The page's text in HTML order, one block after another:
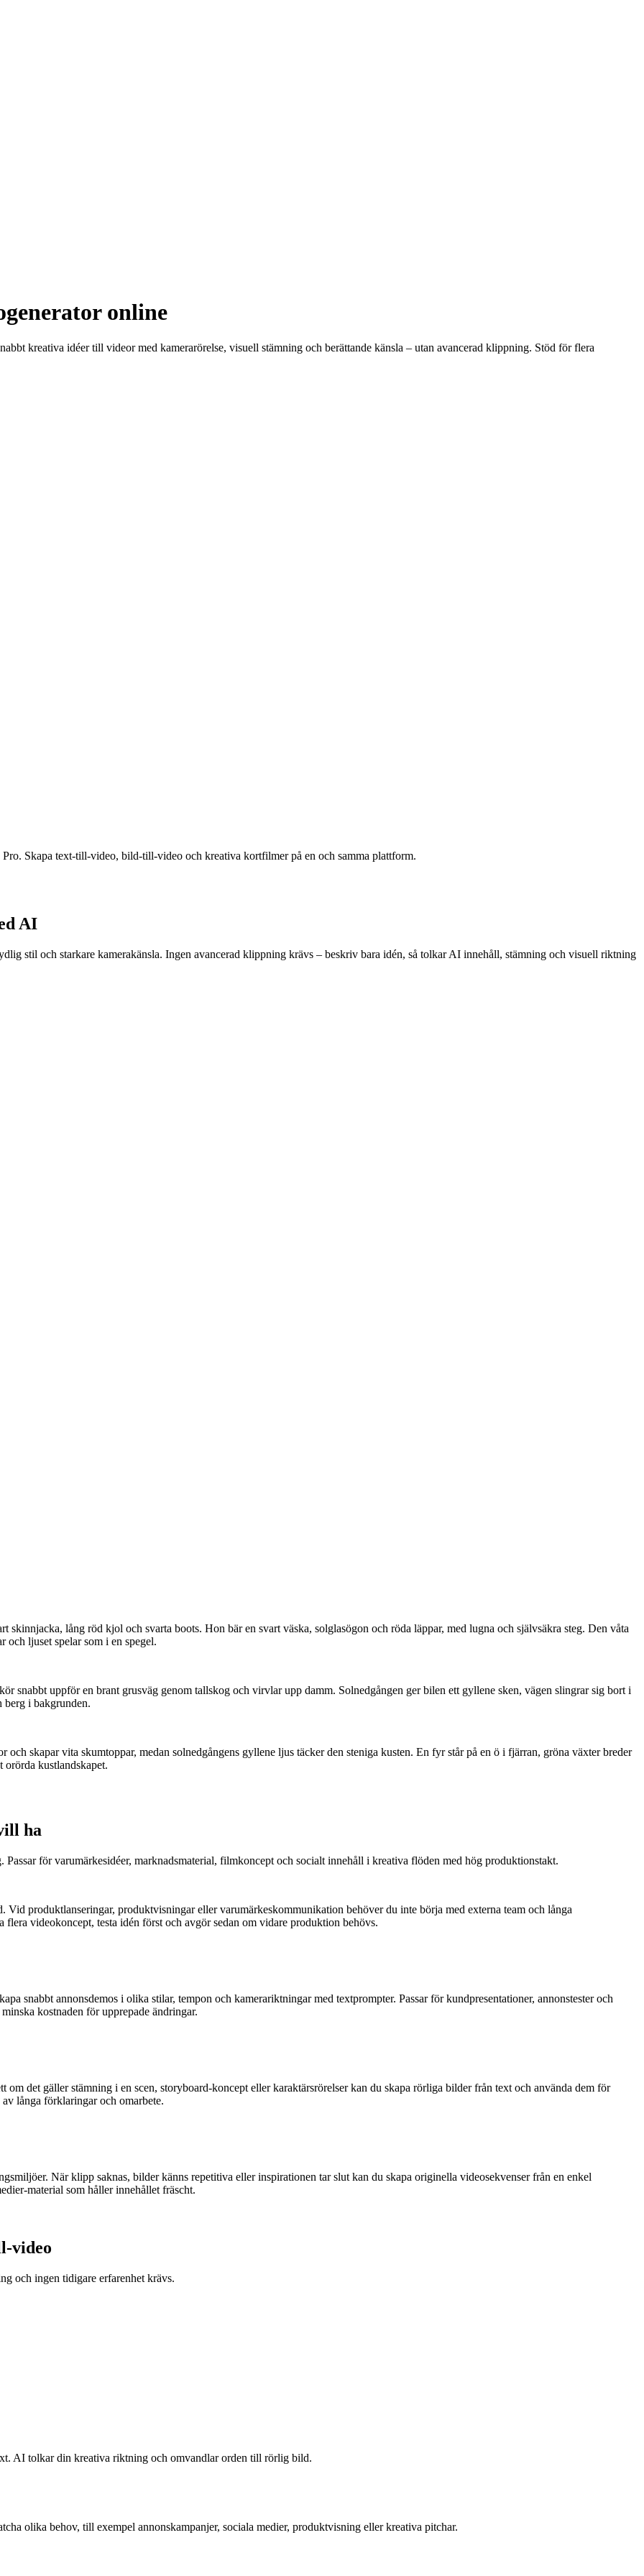
online
kreativa idéer till videor med kamerarörelse, visuell stämning och berättande känsla – utan avancerad klippning. Stöd för flera
Skapa text-till-video, bild-till-video och kreativa kortfilmer på en och samma plattform.
AI
stil och starkare kamerakänsla. Ingen avancerad klippning krävs – beskriv bara idén, så tolkar AI innehåll, stämning och visuell riktning
lång röd kjol och svarta boots. Hon bär en svart väska, solglasögon och röda läppar, med lugna och självsäkra steg. Den våta
och ljuset spelar som i en spegel.
snabbt uppför en brant grusväg genom tallskog och virvlar upp damm. Solnedgången ger bilen ett gyllene sken, vägen slingrar sig bort i
berg i bakgrunden.
skapar vita skumtoppar, medan solnedgångens gyllene ljus täcker den steniga kusten. En fyr står på en ö i fjärran, gröna växter breder
kustlandskapet.
ha
för varumärkesidéer, marknadsmaterial, filmkoncept och socialt innehåll i kreativa flöden med hög produktionstakt.
produktlanseringar, produktvisningar eller varumärkeskommunikation behöver du inte börja med externa team och långa
videokoncept, testa idén först och avgör sedan om vidare produktion behövs.
snabbt annonsdemos i olika stilar, tempon och kamerariktningar med textprompter. Passar för kundpresentationer, annonstester och
kostnaden för upprepade ändringar.
om det gäller stämning i en scen, storyboard-koncept eller karaktärsrörelser kan du skapa rörliga bilder från text och använda dem för
långa förklaringar och omarbete.
När klipp saknas, bilder känns repetitiva eller inspirationen tar slut kan du skapa originella videosekvenser från en enkel
material som håller innehållet fräscht.
video
och ingen tidigare erfarenhet krävs.
AI tolkar din kreativa riktning och omvandlar orden till rörlig bild.
olika behov, till exempel annonskampanjer, sociala medier, produktvisning eller kreativa pitchar.